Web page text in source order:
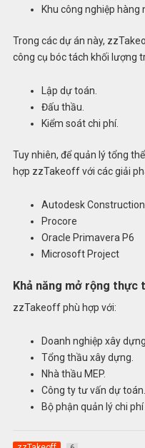
Khu công nghiệp hàng
Trong các dự án này,
công cụ bóc tách khối lượng
Lập dự toán.
Đấu thầu.
Kiểm soát chi phí.
Tuy nhiên, để quản lý tổng
hợp zzTakeoff với các giải
Autodesk Construction
Procore
Oracle Primavera P6
Microsoft Project
Khả năng mở rộng thực
zzTakeoff phù hợp với:
Doanh nghiệp xây
Tổng thầu xây dựng.
Nhà thầu MEP.
Công ty tư vấn dự toán.
Bộ phận quản lý chi